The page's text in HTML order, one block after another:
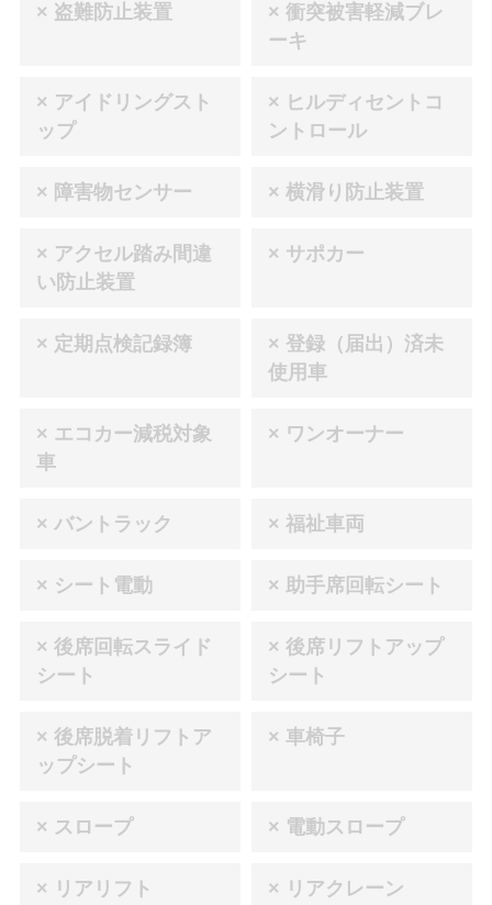
× 盗難防止装置
× 衝突被害軽減ブレ
ーキ
× アイドリングスト
ップ
× ヒルディセントコ
ントロール
× 障害物センサー × 横滑り防止装置
× アクセル踏み間違
い防止装置
× サポカー
× 定期点検記録簿
× 登録（届出）済未
使用車
× エコカー減税対象
車
× ワンオーナー
× バントラック × 福祉車両
× シート電動 × 助手席回転シート
× 後席回転スライド
シート
× 後席リフトアップ
シート
× 後席脱着リフトア
ップシート
× 車椅子
× スロープ × 電動スロープ
× リアリフト × リアクレーン